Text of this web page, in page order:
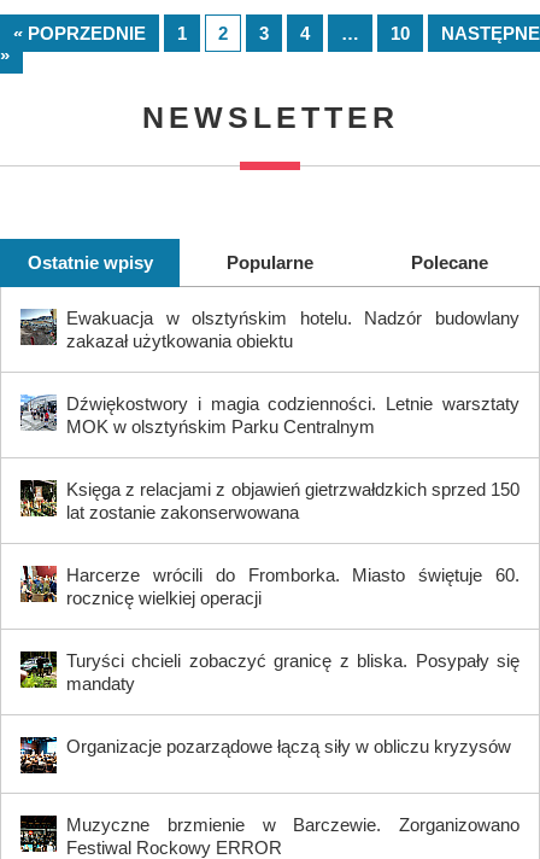
« POPRZEDNIE 1 2 3 4 … 10
NASTĘPNE
»
NEWSLETTER
Ostatnie wpisy Popularne Polecane
Ewakuacja w olsztyńskim hotelu. Nadzór budowlany
zakazał użytkowania obiektu
Dźwiękostwory i magia codzienności. Letnie warsztaty
MOK w olsztyńskim Parku Centralnym
Księga z relacjami z objawień gietrzwałdzkich sprzed 150
lat zostanie zakonserwowana
Harcerze wrócili do Fromborka. Miasto świętuje 60.
rocznicę wielkiej operacji
Turyści chcieli zobaczyć granicę z bliska. Posypały się
mandaty
Organizacje pozarządowe łączą siły w obliczu kryzysów
Muzyczne brzmienie w Barczewie. Zorganizowano
Festiwal Rockowy ERROR